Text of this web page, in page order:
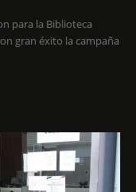
para la Biblioteca